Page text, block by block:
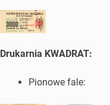
Drukarnia KWADRAT:
Pionowe fale: